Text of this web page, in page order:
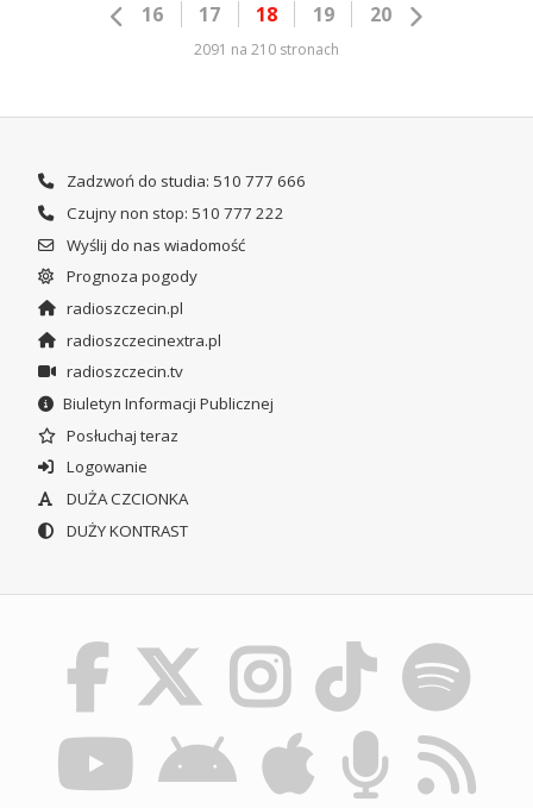
16 17 18 19 20
2091 na 210 stronach
Zadzwoń do studia: 510 777 666
Czujny non stop: 510 777 222
Wyślij do nas wiadomość
Prognoza pogody
radioszczecin.pl
radioszczecinextra.pl
radioszczecin.tv
Biuletyn Informacji Publicznej
Posłuchaj teraz
Logowanie
DUŻA CZCIONKA
DUŻY KONTRAST